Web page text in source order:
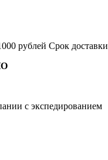
рублей Срок доставки
с экспедированием